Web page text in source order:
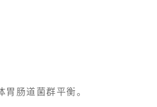
肠道菌群平衡。